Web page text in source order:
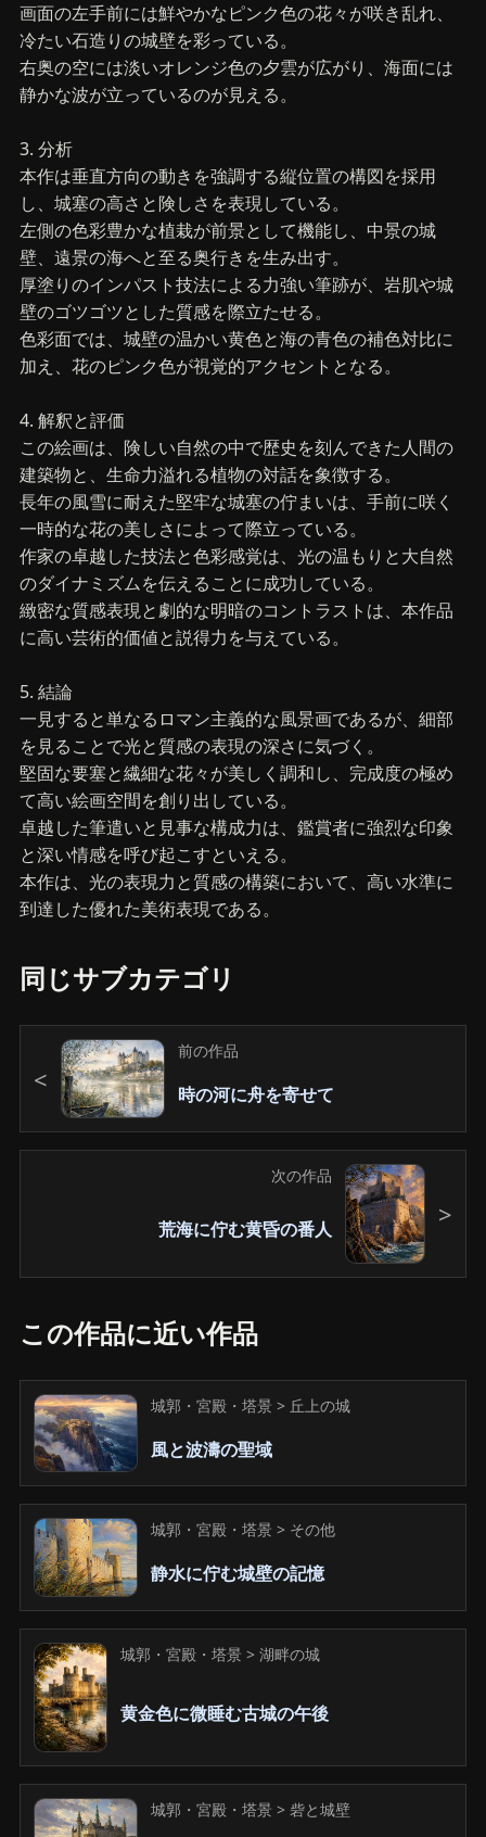
画面の左手前には鮮やかなピンク色の花々が咲き乱れ、
冷たい石造りの城壁を彩っている。
右奥の空には淡いオレンジ色の夕雲が広がり、海面には
静かな波が立っているのが見える。
3. 分析
本作は垂直方向の動きを強調する縦位置の構図を採用
し、城塞の高さと険しさを表現している。
左側の色彩豊かな植栽が前景として機能し、中景の城
壁、遠景の海へと至る奥行きを生み出す。
厚塗りのインパスト技法による力強い筆跡が、岩肌や城
壁のゴツゴツとした質感を際立たせる。
色彩面では、城壁の温かい黄色と海の青色の補色対比に
加え、花のピンク色が視覚的アクセントとなる。
4. 解釈と評価
この絵画は、険しい自然の中で歴史を刻んできた人間の
建築物と、生命力溢れる植物の対話を象徴する。
長年の風雪に耐えた堅牢な城塞の佇まいは、手前に咲く
一時的な花の美しさによって際立っている。
作家の卓越した技法と色彩感覚は、光の温もりと大自然
のダイナミズムを伝えることに成功している。
緻密な質感表現と劇的な明暗のコントラストは、本作品
に高い芸術的価値と説得力を与えている。
5. 結論
一見すると単なるロマン主義的な風景画であるが、細部
を見ることで光と質感の表現の深さに気づく。
堅固な要塞と繊細な花々が美しく調和し、完成度の極め
て高い絵画空間を創り出している。
卓越した筆遣いと見事な構成力は、鑑賞者に強烈な印象
と深い情感を呼び起こすといえる。
本作は、光の表現力と質感の構築において、高い水準に
到達した優れた美術表現である。
同じサブカテゴリ
前の作品
時の河に舟を寄せて
次の作品
荒海に佇む黄昏の番人
この作品に近い作品
城郭・宮殿・塔景 > 丘上の城
風と波濤の聖域
城郭・宮殿・塔景 > その他
静水に佇む城壁の記憶
城郭・宮殿・塔景 > 湖畔の城
黄金色に微睡む古城の午後
城郭・宮殿・塔景 > 砦と城壁